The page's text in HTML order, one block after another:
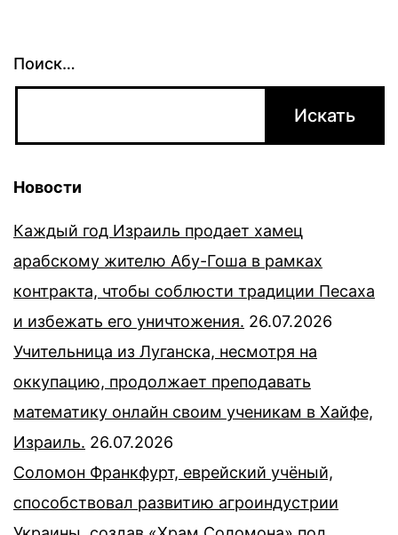
Поиск…
Новости
Каждый год Израиль продает хамец
арабскому жителю Абу-Гоша в рамках
контракта, чтобы соблюсти традиции Песаха
и избежать его уничтожения. 26.07.2026
Учительница из Луганска, несмотря на
оккупацию, продолжает преподавать
математику онлайн своим ученикам в Хайфе,
Израиль. 26.07.2026
Соломон Франкфурт, еврейский учёный,
способствовал развитию агроиндустрии